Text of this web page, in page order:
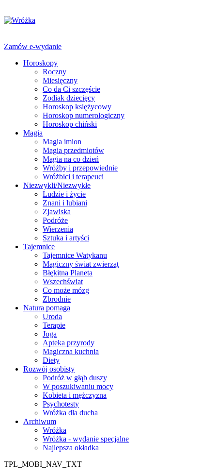
Zamów e-wydanie
Horoskopy
Roczny
Miesięczny
Co da Ci szczęście
Zodiak dziecięcy
Horoskop księżycowy
Horoskop numerologiczny
Horoskop chiński
Magia
Magia imion
Magia przedmiotów
Magia na co dzień
Wróżby i przepowiednie
Wróżbici i terapeuci
Niezwykli/Niezwykłe
Ludzie i życie
Znani i lubiani
Zjawiska
Podróże
Wierzenia
Sztuka i artyści
Tajemnice
Tajemnice Watykanu
Magiczny świat zwierząt
Błękitna Planeta
Wszechświat
Co może mózg
Zbrodnie
Natura pomaga
Uroda
Terapie
Joga
Apteka przyrody
Magiczna kuchnia
Diety
Rozwój osobisty
Podróż w głąb duszy
W poszukiwaniu mocy
Kobieta i mężczyzna
Psychotesty
Wróżka dla ducha
Archiwum
Wróżka
Wróżka - wydanie specjalne
Najlepsza okładka
TPL_MOBI_NAV_TXT